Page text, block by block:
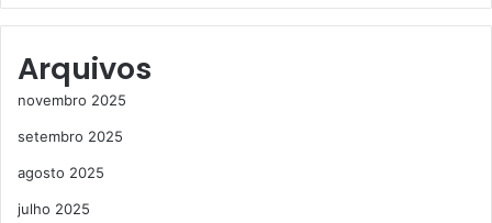
Arquivos
novembro 2025
setembro 2025
agosto 2025
julho 2025